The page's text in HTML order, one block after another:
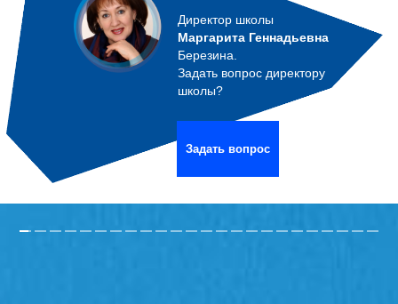
Задать вопрос
Директор школы
Маргарита Геннадьевна
Березина.
Задать вопрос директору
школы?